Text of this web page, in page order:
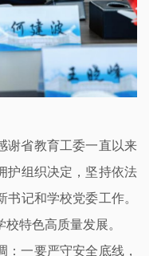
谢省教育工委一直以来
护组织决定，坚持依法
记和学校党委工作。
特色高质量发展。
：一要严守安全底线，